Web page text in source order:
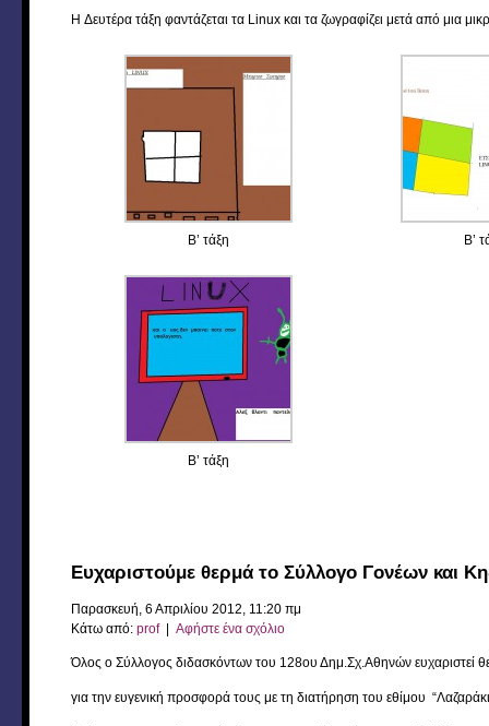
H Δευτέρα τάξη φαντάζεται τα Linux και τα ζωγραφίζει μετά από μια
Β’ τάξη Β’
Β’ τάξη
Ευχαριστούμε θερμά το Σύλλογο Γονέων και
Παρασκευή, 6 Απριλίου 2012, 11:20 πμ
Κάτω από: prof| Αφήστε ένα σχόλιο
Όλος ο Σύλλογος διδασκόντων του 128ου Δημ.Σχ.Αθηνών ευχαριστεί
για την ευγενική προσφορά τους με τη διατήρηση του εθίμου